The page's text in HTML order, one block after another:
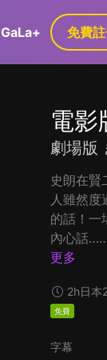
GaLa+ 免費
電影
劇場版
史朗在賢
人雖然度
的話！一
內心話
更多
2h日本
免費
字幕